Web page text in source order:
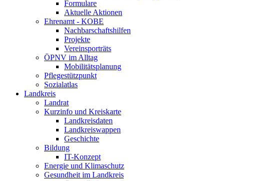
Formulare
Aktuelle Aktionen
Ehrenamt - KOBE
Nachbarschaftshilfen
Projekte
Vereinsporträts
ÖPNV im Alltag
Mobilitätsplanung
Pflegestützpunkt
Sozialatlas
Landkreis
Landrat
Kurzinfo und Kreiskarte
Landkreisdaten
Landkreiswappen
Geschichte
Bildung
IT-Konzept
Energie und Klimaschutz
Gesundheit im Landkreis